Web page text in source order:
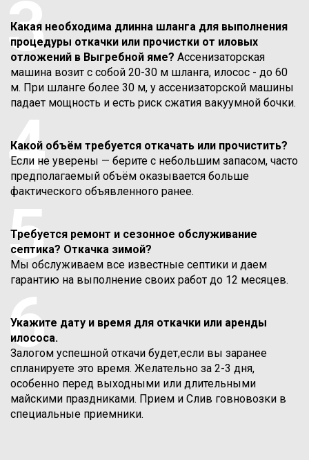
3
Какая необходима длинна шланга для выполнения
процедуры откачки или прочистки от иловых
отложений в Выгребной яме? Ассенизаторская
машина возит с собой 20-30 м шланга, илосос - до 60
м. При шланге более 30 м, у ассенизаторской машины
падает мощность и есть риск сжатия вакуумной бочки.
4
Какой объём требуется откачать или прочистить?
Если не уверены — берите с небольшим запасом, часто
предполагаемый объём оказывается больше
фактического объявленного ранее.
5
Требуется ремонт и сезонное обслуживание
септика? Откачка зимой?
Мы обслуживаем все известные септики и даем
гарантию на выполнение своих работ до 12 месяцев.
6
Укажите дату и время для откачки или аренды
илососа.
Залогом успешной откачи будет,если вы заранее
спланируете это время. Желательно за 2-3 дня,
особенно перед выходными или длительными
майскими праздниками. Прием и Слив говновозки в
специальные приемники.